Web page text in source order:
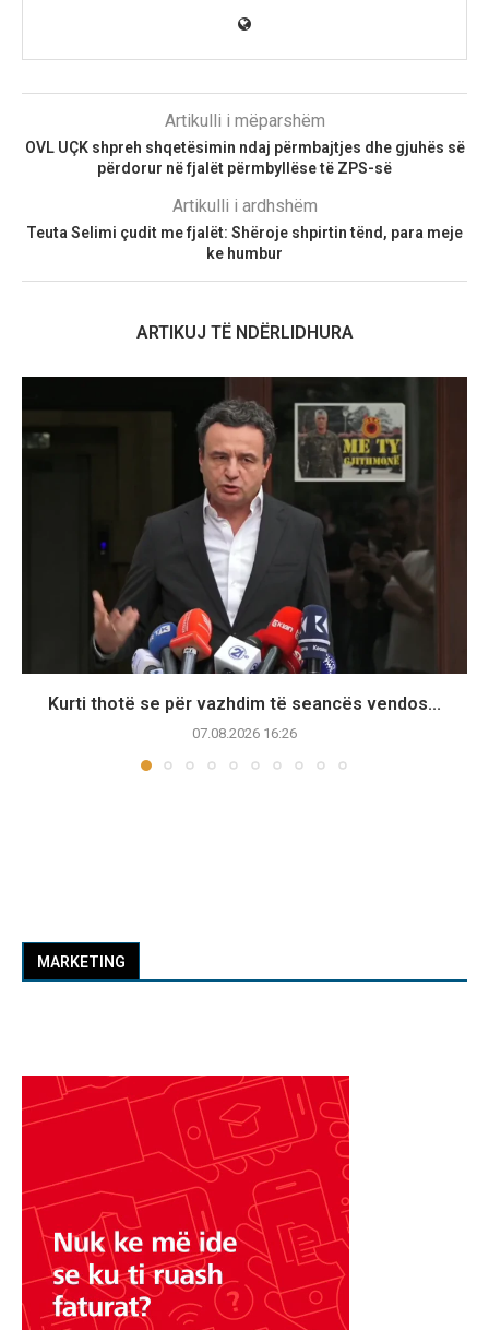
Artikulli i mëparshëm
OVL UÇK shpreh shqetësimin ndaj përmbajtjes dhe gjuhës së
përdorur në fjalët përmbyllëse të ZPS-së
Artikulli i ardhshëm
Teuta Selimi çudit me fjalët: Shëroje shpirtin tënd, para meje
ke humbur
ARTIKUJ TË NDËRLIDHURA
Kurti thotë se për vazhdim të seancës vendos...
07.08.2026 16:26
MARKETING